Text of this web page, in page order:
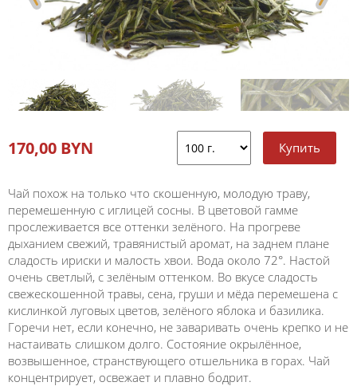
170,00 BYN
Чай похож на только что скошенную, молодую траву,
перемешенную с иглицей сосны. В цветовой гамме
прослеживается все оттенки зелёного. На прогреве
дыханием свежий, травянистый аромат, на заднем плане
сладость ириски и малость хвои. Вода около 72°. Настой
очень светлый, с зелёным оттенком. Во вкусе сладость
свежескошенной травы, сена, груши и мёда перемешена с
кислинкой луговых цветов, зелёного яблока и базилика.
Горечи нет, если конечно, не заваривать очень крепко и не
настаивать слишком долго. Состояние окрылённое,
возвышенное, странствующего отшельника в горах. Чай
концентрирует, освежает и плавно бодрит.